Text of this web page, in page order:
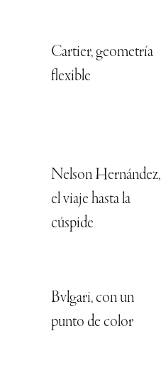
Cartier, geometría
flexible
Nelson Hernández,
el viaje hasta la
cúspide
Bvlgari, con un
punto de color